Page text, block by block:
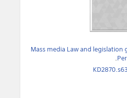
Mass media Law and
.